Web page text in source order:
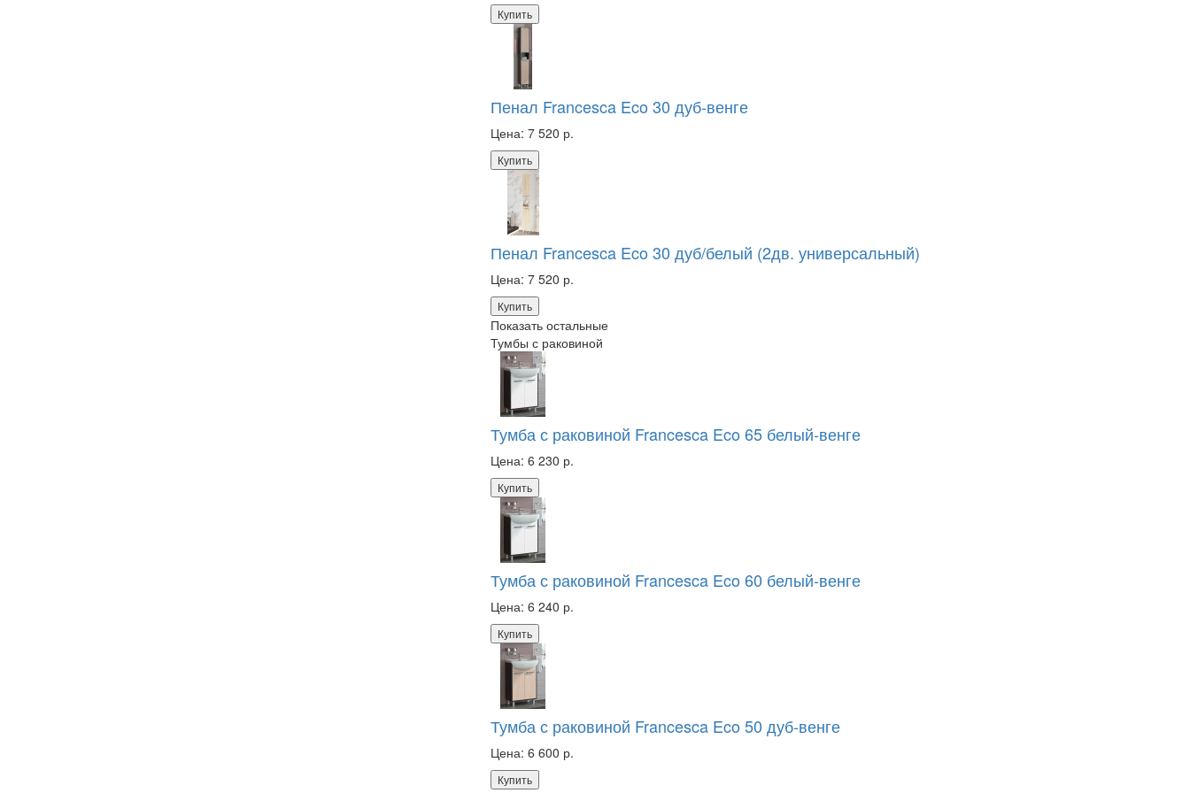
Купить
Пенал Francesca Eco 30 дуб-венге
Цена:7 520 р.
Купить
Пенал Francesca Eco 30 дуб/белый (2дв. универсальный)
Цена:7 520 р.
Купить
Показать остальные
Тумбы с раковиной
Тумба с раковиной Francesca Eco 65 белый-венге
Цена:6 230 р.
Купить
Тумба с раковиной Francesca Eco 60 белый-венге
Цена:6 240 р.
Купить
Тумба с раковиной Francesca Eco 50 дуб-венге
Цена:6 600 р.
Купить